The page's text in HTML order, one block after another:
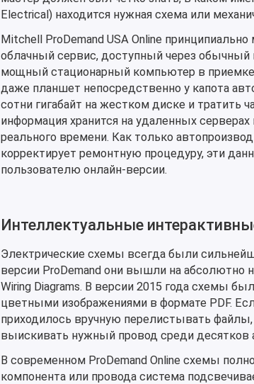
Electrical) находится нужная схема или
Mitchell ProDemand USA Online
облачный сервис, доступный через обычный
мощный стационарный компьютер в
даже планшет непосредственно у капота
сотни гигабайт на жестком диске и тратить
информация хранится на удаленных
реального времени. Как только
корректирует ремонтную процедуру, эти
пользователю онлайн-версии.
Интеллектуальные
Электрические схемы всегда были
версии ProDemand они вышли на абсолютно
Wiring Diagrams. В версии 2015 года схемы
цветными изображениями в формате PDF.
приходилось вручную перелистывать
выискивать нужный провод среди десятков
В современном ProDemand Online схемы
компонента или провода система